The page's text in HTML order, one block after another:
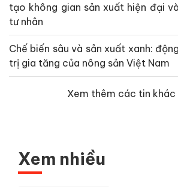
tạo không gian sản xuất hiện đại
tư nhân
Chế biến sâu và sản xuất xanh:
trị gia tăng của nông sản Việt Nam
Xem thêm các tin khác
Xem nhiều